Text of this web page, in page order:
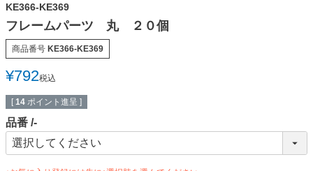
KE366-KE369
フレームパーツ 丸 ２０個
商品番号 KE366-KE369
¥792税込
[ 14 ポイント進呈 ]
品番 -